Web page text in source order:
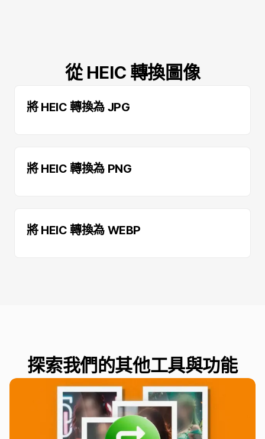
從 HEIC 轉換圖像
將 HEIC 轉換為 JPG
將 HEIC 轉換為 PNG
將 HEIC 轉換為 WEBP
探索我們的其他工具與功能